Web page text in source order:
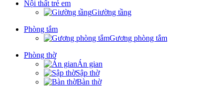
Nội thất trẻ em
Giường tầng
Phòng tắm
Gương phòng tắm
Phòng thờ
Án gian
Sập thờ
Bàn thờ